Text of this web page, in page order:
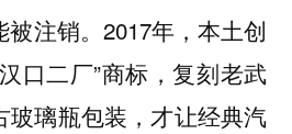
注销。2017年，本土创
口二厂”商标，复刻老武
玻璃瓶包装，才让经典汽